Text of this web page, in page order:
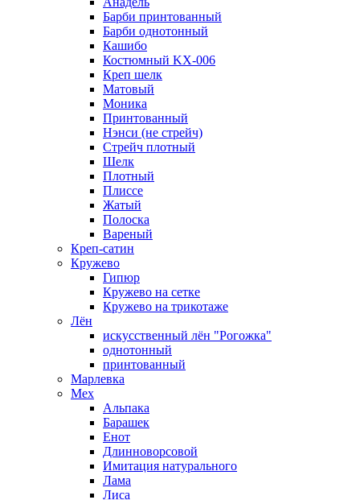
Барби принтованный
Барби однотонный
Кашибо
Костюмный KX-006
Креп шелк
Матовый
Моника
Принтованный
Нэнси (не стрейч)
Стрейч плотный
Шелк
Плотный
Плиссе
Жатый
Полоска
Вареный
Креп-сатин
Кружево
Гипюр
Кружево на сетке
Кружево на трикотаже
Лён
искусственный лён "Рогожка"
однотонный
принтованный
Марлевка
Мех
Альпака
Барашек
Енот
Длинноворсовой
Имитация натурального
Лама
Лиса